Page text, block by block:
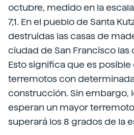
octubre, medido en la
7,1. En el pueblo de Santa
destruidas las casas de
ciudad de San Francisco las
Esto significa que es
terremotos con
construcción. Sin embargo,
esperan un mayor
superará los 8 grados de la